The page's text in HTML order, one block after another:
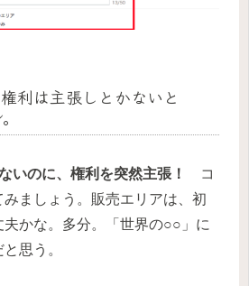
利は主張しとかないと
いのに、権利を突然主張！
コ
みましょう。販売エリアは、初
かな。多分。「世界の○○」に
思う。